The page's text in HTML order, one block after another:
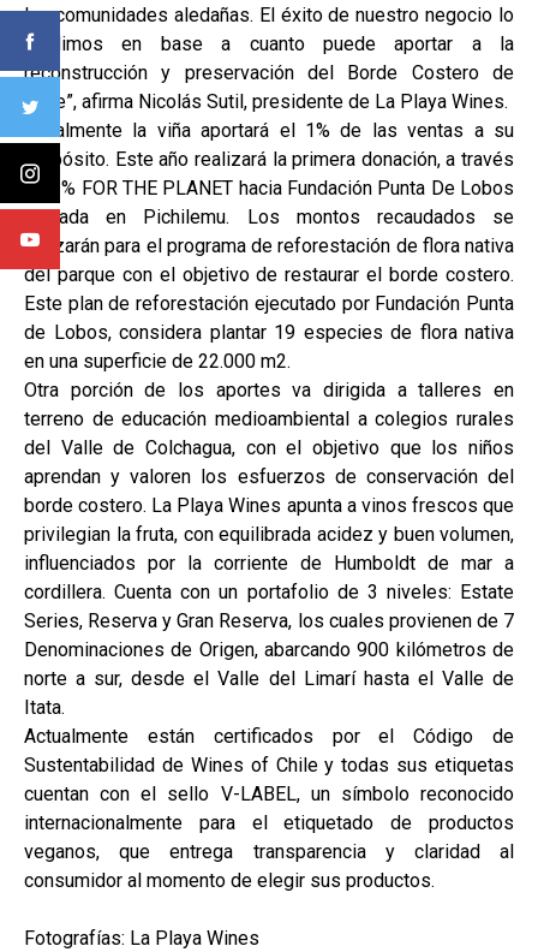
las comunidades aledañas. El éxito de nuestro negocio lo
medimos en base a cuanto puede aportar a la
reconstrucción y preservación del Borde Costero de
Chile”, afirma Nicolás Sutil, presidente de La Playa Wines.
Anualmente la viña aportará el 1% de las ventas a su
propósito. Este año realizará la primera donación, a través
de 1% FOR THE PLANET hacia Fundación Punta De Lobos
ubicada en Pichilemu. Los montos recaudados se
utilizarán para el programa de reforestación de flora nativa
del parque con el objetivo de restaurar el borde costero.
Este plan de reforestación ejecutado por Fundación Punta
de Lobos, considera plantar 19 especies de flora nativa
en una superficie de 22.000 m2.
Otra porción de los aportes va dirigida a talleres en
terreno de educación medioambiental a colegios rurales
del Valle de Colchagua, con el objetivo que los niños
aprendan y valoren los esfuerzos de conservación del
borde costero. La Playa Wines apunta a vinos frescos que
privilegian la fruta, con equilibrada acidez y buen volumen,
influenciados por la corriente de Humboldt de mar a
cordillera. Cuenta con un portafolio de 3 niveles: Estate
Series, Reserva y Gran Reserva, los cuales provienen de 7
Denominaciones de Origen, abarcando 900 kilómetros de
norte a sur, desde el Valle del Limarí hasta el Valle de
Itata.
Actualmente están certificados por el Código de
Sustentabilidad de Wines of Chile y todas sus etiquetas
cuentan con el sello V-LABEL, un símbolo reconocido
internacionalmente para el etiquetado de productos
veganos, que entrega transparencia y claridad al
consumidor al momento de elegir sus productos.
Fotografías: La Playa Wines